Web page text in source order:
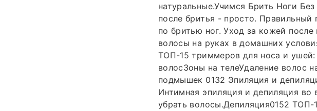
натуральные.Учимся Брить Ноги
после бритья - просто.
по бритью ног. Уход за кожей
волосы на руках в домашних
ТОП-15 триммеров для носа и
волосЗоны на телеУдаление волос
подмышек 0132 Эпиляция и
Интимная эпиляция и депиляция во
убрать волосы.Депиляция0152 ТОП-